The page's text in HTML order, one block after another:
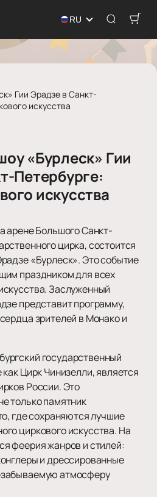
RU
Гии Эрадзе в Санкт-
искусства
«Бурлеск» Гии
Петербурге:
искусства
арене Большого Санкт-
цирка, состоится
«Бурлеск». Это событие
праздником для всех
Заслуженный
представит программу,
зрителей в Монако и
государственный
Цирк Чинизелли, является
России. Это
только памятник
где сохраняются лучшие
циркового искусства. На
феерия жанров и стилей:
и дрессированные
атмосферу